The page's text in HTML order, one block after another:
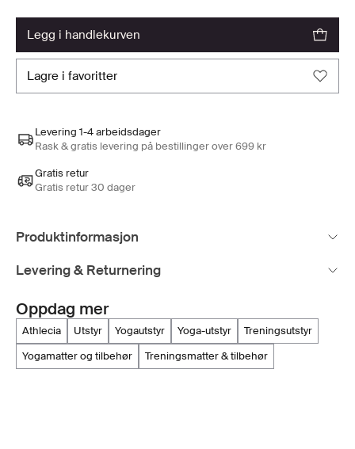
legg i handlekurven
lagre i favoritter
Levering 1-4 arbeidsdager
Rask & gratis levering på bestillinger over 699 kr
Gratis retur
Gratis retur 30 dager
Produktinformasjon
Levering & Returnering
Oppdag mer
athlecia utstyr yogautstyr yoga-utstyr
treningsutstyr
yogamatter og tilbehør
treningsmatter & tilbehør